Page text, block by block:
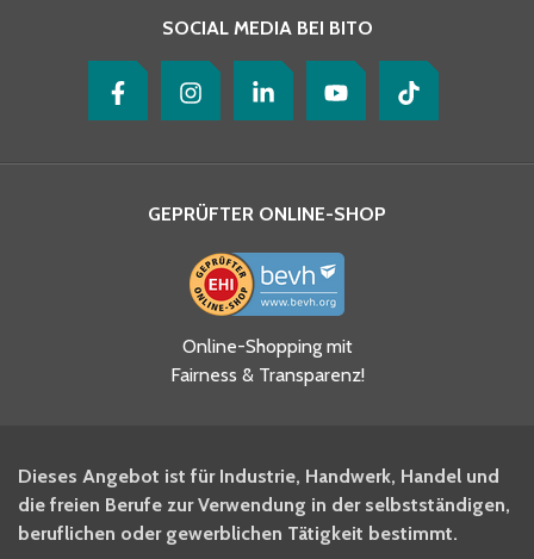
Ja, ich habe die
Datenschutzhinweise gelesen
und akzeptiere diese.
BITO Newsletter Fachwissen
Intralogistiker anmelden.
SOCIAL MEDIA BEI BITO
GEPRÜFTER ONLINE-SHOP
Online-Shopping mit
Fairness & Transparenz!
Dieses Angebot ist für Industrie, Handwerk, Handel und
die freien Berufe zur Verwendung in der selbstständigen,
beruflichen oder gewerblichen Tätigkeit bestimmt.